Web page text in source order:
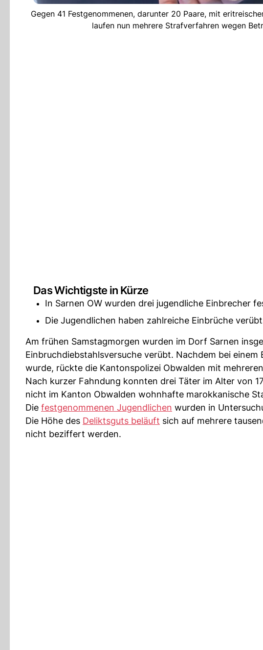
Gegen 41 Festgenommenen, darunter 20 Paare, mit
laufen nun mehrere Strafverfahren wegen
Das Wichtigste in Kürze
In Sarnen OW wurden drei jugendliche Einbrecher
Die Jugendlichen haben zahlreiche Einbrüche
Am frühen Samstagmorgen wurden im Dorf Sarnen
Einbruchdiebstahlsversuche verübt. Nachdem bei
wurde, rückte die Kantonspolizei Obwalden mit
Nach kurzer Fahndung konnten drei Täter im Alter von
nicht im Kanton Obwalden wohnhafte marokkanische
Die festgenommenen Jugendlichen wurden in
Die Höhe des Deliktsguts beläuft sich auf mehrere
nicht beziffert werden.